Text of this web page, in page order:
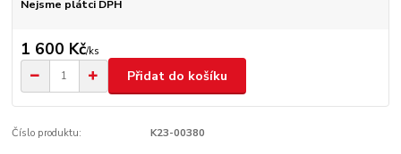
Nejsme plátci DPH
1 600 Kč/ks
Přidat do košíku
Číslo produktu: K23-00380